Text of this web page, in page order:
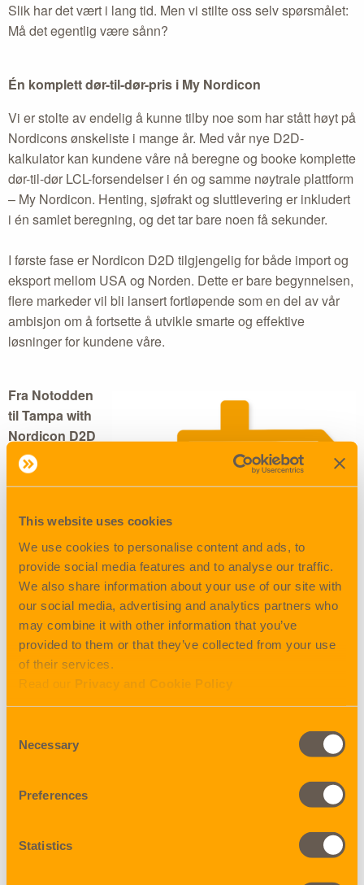
This website uses cookies
We use cookies to personalise content and ads, to
provide social media features and to analyse our traffic.
We also share information about your use of our site with
our social media, advertising and analytics partners who
may combine it with other information that you’ve
provided to them or that they’ve collected from your use
of their services.
Read our Privacy and Cookie Policy
Selection
Necessary
Preferences
Statistics
Slik har det vært i lang tid. Men vi stilte oss selv spørsmålet:
Må det egentlig være sånn?
Én komplett dør-til-dør-pris i My Nordicon
Vi er stolte av endelig å kunne tilby noe som har stått høyt på
Nordicons ønskeliste i mange år. Med vår nye D2D-
kalkulator kan kundene våre nå beregne og booke komplette
dør-til-dør LCL-forsendelser i én og samme nøytrale plattform
– My Nordicon. Henting, sjøfrakt og sluttlevering er inkludert
i én samlet beregning, og det tar bare noen få sekunder.
I første fase er Nordicon D2D tilgjengelig for både import og
eksport mellom USA og Norden. Dette er bare begynnelsen,
flere markeder vil bli lansert fortløpende som en del av vår
ambisjon om å fortsette å utvikle smarte og effektive
løsninger for kundene våre.
Fra Notodden
til Tampa with
Nordicon D2D
Du finner D2D
direkte på
under
«Calculate &
Book» i My
Nordicon.
Skriv inn
postnummer sammen med de andre forsendelsesdetaljene,
og beregn forsendelsen din mellom Norge og USA. Du vil
Når tilbudet ditt er klart, kan du enkelt lagre det i My Quotes,
eksportere det til Excel eller sende det direkte til innboksen